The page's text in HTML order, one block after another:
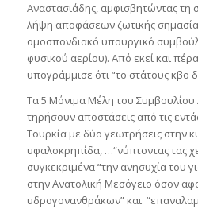
Αναστασιάδης, αμφισβητώντας τη
λήψη αποφάσεων ζωτικής
ομοσπονδιακό υπουργικό
φυσικού αερίου). Από εκεί και
υπογράμμισε ότι “το στάτους κβο
Τα 5 Μόνιμα Μέλη του Συμβουλίου
τηρήσουν αποστάσεις από τις
Τουρκία με δύο γεωτρήσεις στην
υφαλοκρηπίδα, …“νύπτοντας τας
συγκεκριμένα “την ανησυχία του
στην Ανατολική Μεσόγειο όσον
υδρογονανθράκων” και